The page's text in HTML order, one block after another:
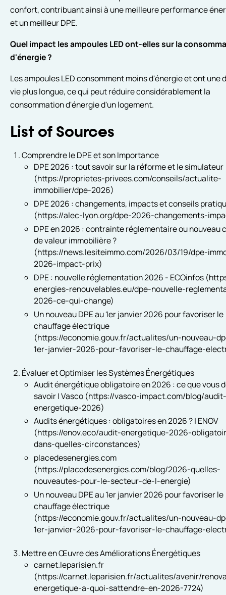
confort, contribuant ainsi à une meilleure performance
et un meilleur DPE.
Quel impact les ampoules LED ont-elles sur la
d'énergie ?
Les ampoules LED consomment moins d'énergie et ont une
vie plus longue, ce qui peut réduire considérablement la
consommation d'énergie d'un logement.
List of Sources
Comprendre le DPE et son Importance
DPE 2026 : tout savoir sur la réforme et le simulateur
(https://proprietes-privees.com/conseils/actualite-
immobilier/dpe-2026)
DPE 2026 : changements, impacts et conseils
(https://alec-lyon.org/dpe-2026-changements-
DPE en 2026 : contrainte réglementaire ou nouveau
de valeur immobilière ?
(https://news.lesiteimmo.com/2026/03/19/dpe-
2026-impact-prix)
DPE : nouvelle réglementation 2026 - ECOinfos
energies-renouvelables.eu/dpe-nouvelle-
2026-ce-qui-change)
Un nouveau DPE au 1er janvier 2026 pour favoriser le
chauffage électrique
(https://economie.gouv.fr/actualites/un-nouveau-
1er-janvier-2026-pour-favoriser-le-chauffage-
Évaluer et Optimiser les Systèmes Énergétiques
Audit énergétique obligatoire en 2026 : ce que vous
savoir | Vasco (https://vasco-impact.com/blog/audit-
energetique-2026)
Audits énergétiques : obligatoires en 2026 ? | ENOV
(https://enov.eco/audit-energetique-2026-
dans-quelles-circonstances)
placedesenergies.com
(https://placedesenergies.com/blog/2026-quelles-
nouveautes-pour-le-secteur-de-l-energie)
Un nouveau DPE au 1er janvier 2026 pour favoriser le
chauffage électrique
(https://economie.gouv.fr/actualites/un-nouveau-
1er-janvier-2026-pour-favoriser-le-chauffage-
Mettre en Œuvre des Améliorations Énergétiques
carnet.leparisien.fr
(https://carnet.leparisien.fr/actualites/avenir/
energetique-a-quoi-sattendre-en-2026-7724)